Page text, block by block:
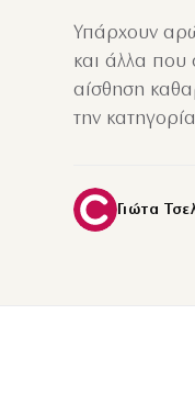
Υπάρχουν
και άλλα που
αίσθηση
την
Γιώτα